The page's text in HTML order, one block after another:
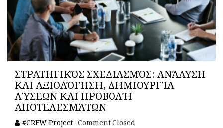
ΣΤΡΑΤΗΓΙΚΌΣ ΣΧΕΔΙΑΣΜΌΣ: ΑΝΆΛΥΣΗ
ΚΑΙ ΑΞΙΟΛΌΓΗΣΗ, ΔΗΜΙΟΥΡΓΊΑ
ΛΎΣΕΩΝ ΚΑΙ ΠΡΟΒΟΛΉ
ΑΠΟΤΕΛΕΣΜΆΤΩΝ
#CREW Project Comment Closed